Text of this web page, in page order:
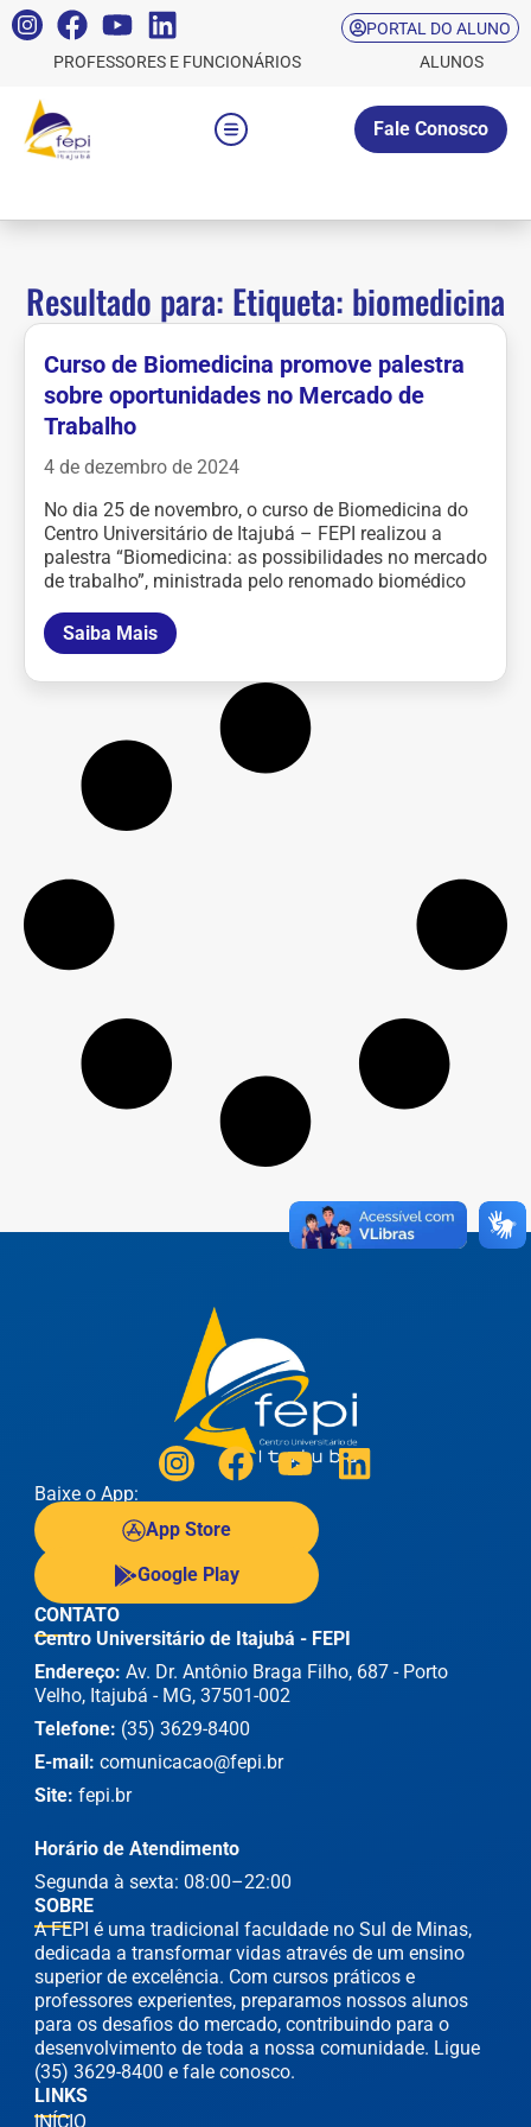
PORTAL DO ALUNO
PROFESSORES E FUNCIONÁRIOS
ALUNOS
Fale Conosco
Resultado para: Etiqueta: biomedicina
Curso de Biomedicina promove palestra
sobre oportunidades no Mercado de
Trabalho
4 de dezembro de 2024
No dia 25 de novembro, o curso de Biomedicina do
Centro Universitário de Itajubá – FEPI realizou a
palestra “Biomedicina: as possibilidades no mercado
de trabalho”, ministrada pelo renomado biomédico
Saiba Mais
Baixe o App:
App Store
Google Play
SOBRE
A FEPI é uma tradicional faculdade no Sul de Minas,
dedicada a transformar vidas através de um ensino
superior de excelência. Com cursos práticos e
professores experientes, preparamos nossos alunos
para os desafios do mercado, contribuindo para o
desenvolvimento de toda a nossa comunidade. Ligue
(35) 3629-8400 e fale conosco.
LINKS
INÍCIO
CONTATO
Centro Universitário de Itajubá - FEPI
Endereço: Av. Dr. Antônio Braga Filho, 687 - Porto
Velho, Itajubá - MG, 37501-002
Telefone: (35) 3629-8400
E-mail: comunicacao@fepi.br
Site: fepi.br
Horário de Atendimento
Segunda à sexta: 08:00–22:00